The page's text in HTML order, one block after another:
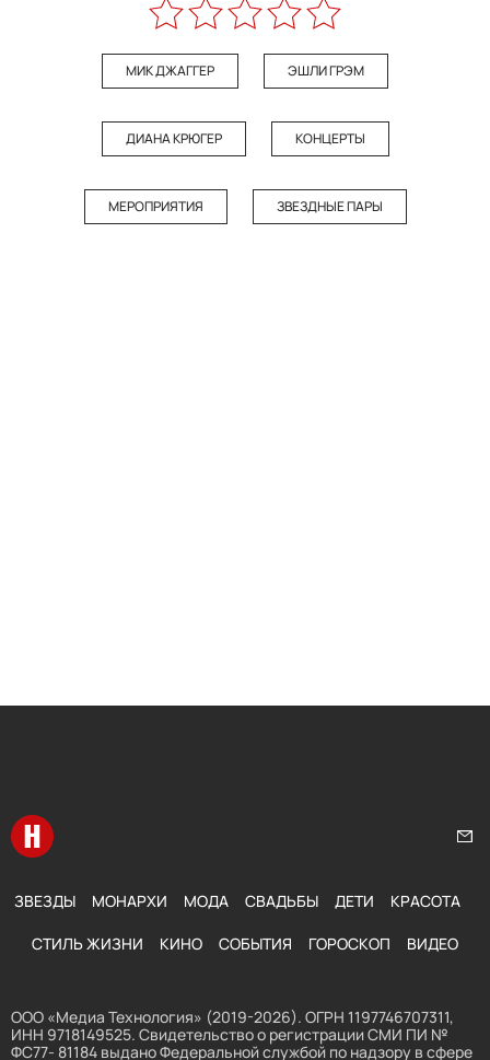
МИК ДЖАГГЕР ЭШЛИ ГРЭМ
ДИАНА КРЮГЕР КОНЦЕРТЫ
МЕРОПРИЯТИЯ ЗВЕЗДНЫЕ ПАРЫ
Перейти на главную
ЗВЕЗДЫ МОНАРХИ МОДА СВАДЬБЫ ДЕТИ КРАСОТА
СТИЛЬ ЖИЗНИ КИНО СОБЫТИЯ ГОРОСКОП ВИДЕО
ООО «Медиа Технология» (2019-2026). ОГРН 1197746707311,
ИНН 9718149525. Свидетельство о регистрации СМИ ПИ №
ФС77- 81184 выдано Федеральной службой по надзору в сфере